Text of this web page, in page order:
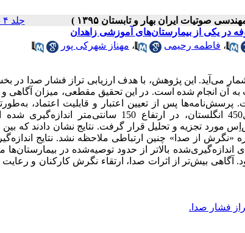
جلد ۴ شماره ۱ صفحات ۴۲-۳۷
در یکی از بیمارستان‌های آموزشی زاهدان
، فاطمه رحیمی ، مهناز شهرکی پور
می‌آید. این پژوهش، با هدف ارزیابی تراز فشار صدا در
به آن انجام شده است. در این تحقیق مقطعی،
بررسی قرار گرفت. پرسش‌نامه‌ها پس از تعیین اعتبار و قابلیت اعتماد،
کارکنان توزیع شد. تراز فشار صدا با استفاده از صداسنج سِل450 انگلستان، در
مورد تجزیه و تحلیل قرار گرفت. نتایج نشان دادند که
«نگرش از صدا» چنین ارتباطی ملاحظه نشد. نتایج
بالاتر از حدود توصیه‌شده در بیمارستان‌ها
آگاهی بیش‌تر از اثرات صدا، ارتقاء نگرش کارکنان و
فشار صدا.